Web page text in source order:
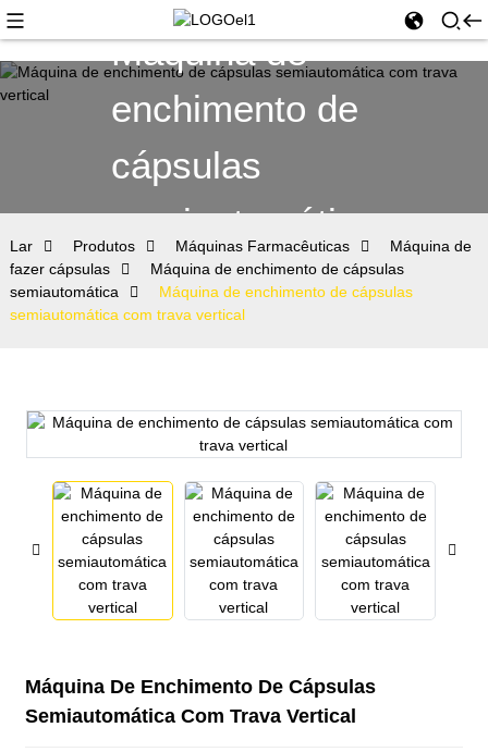
Máquina de
enchimento de
cápsulas
semiautomática
Lar Produtos Máquinas Farmacêuticas
Máquina de
fazer cápsulas
Máquina de enchimento de cápsulas
semiautomática
Máquina de enchimento de cápsulas
semiautomática com trava vertical
Máquina De Enchimento De Cápsulas
Semiautomática Com Trava Vertical